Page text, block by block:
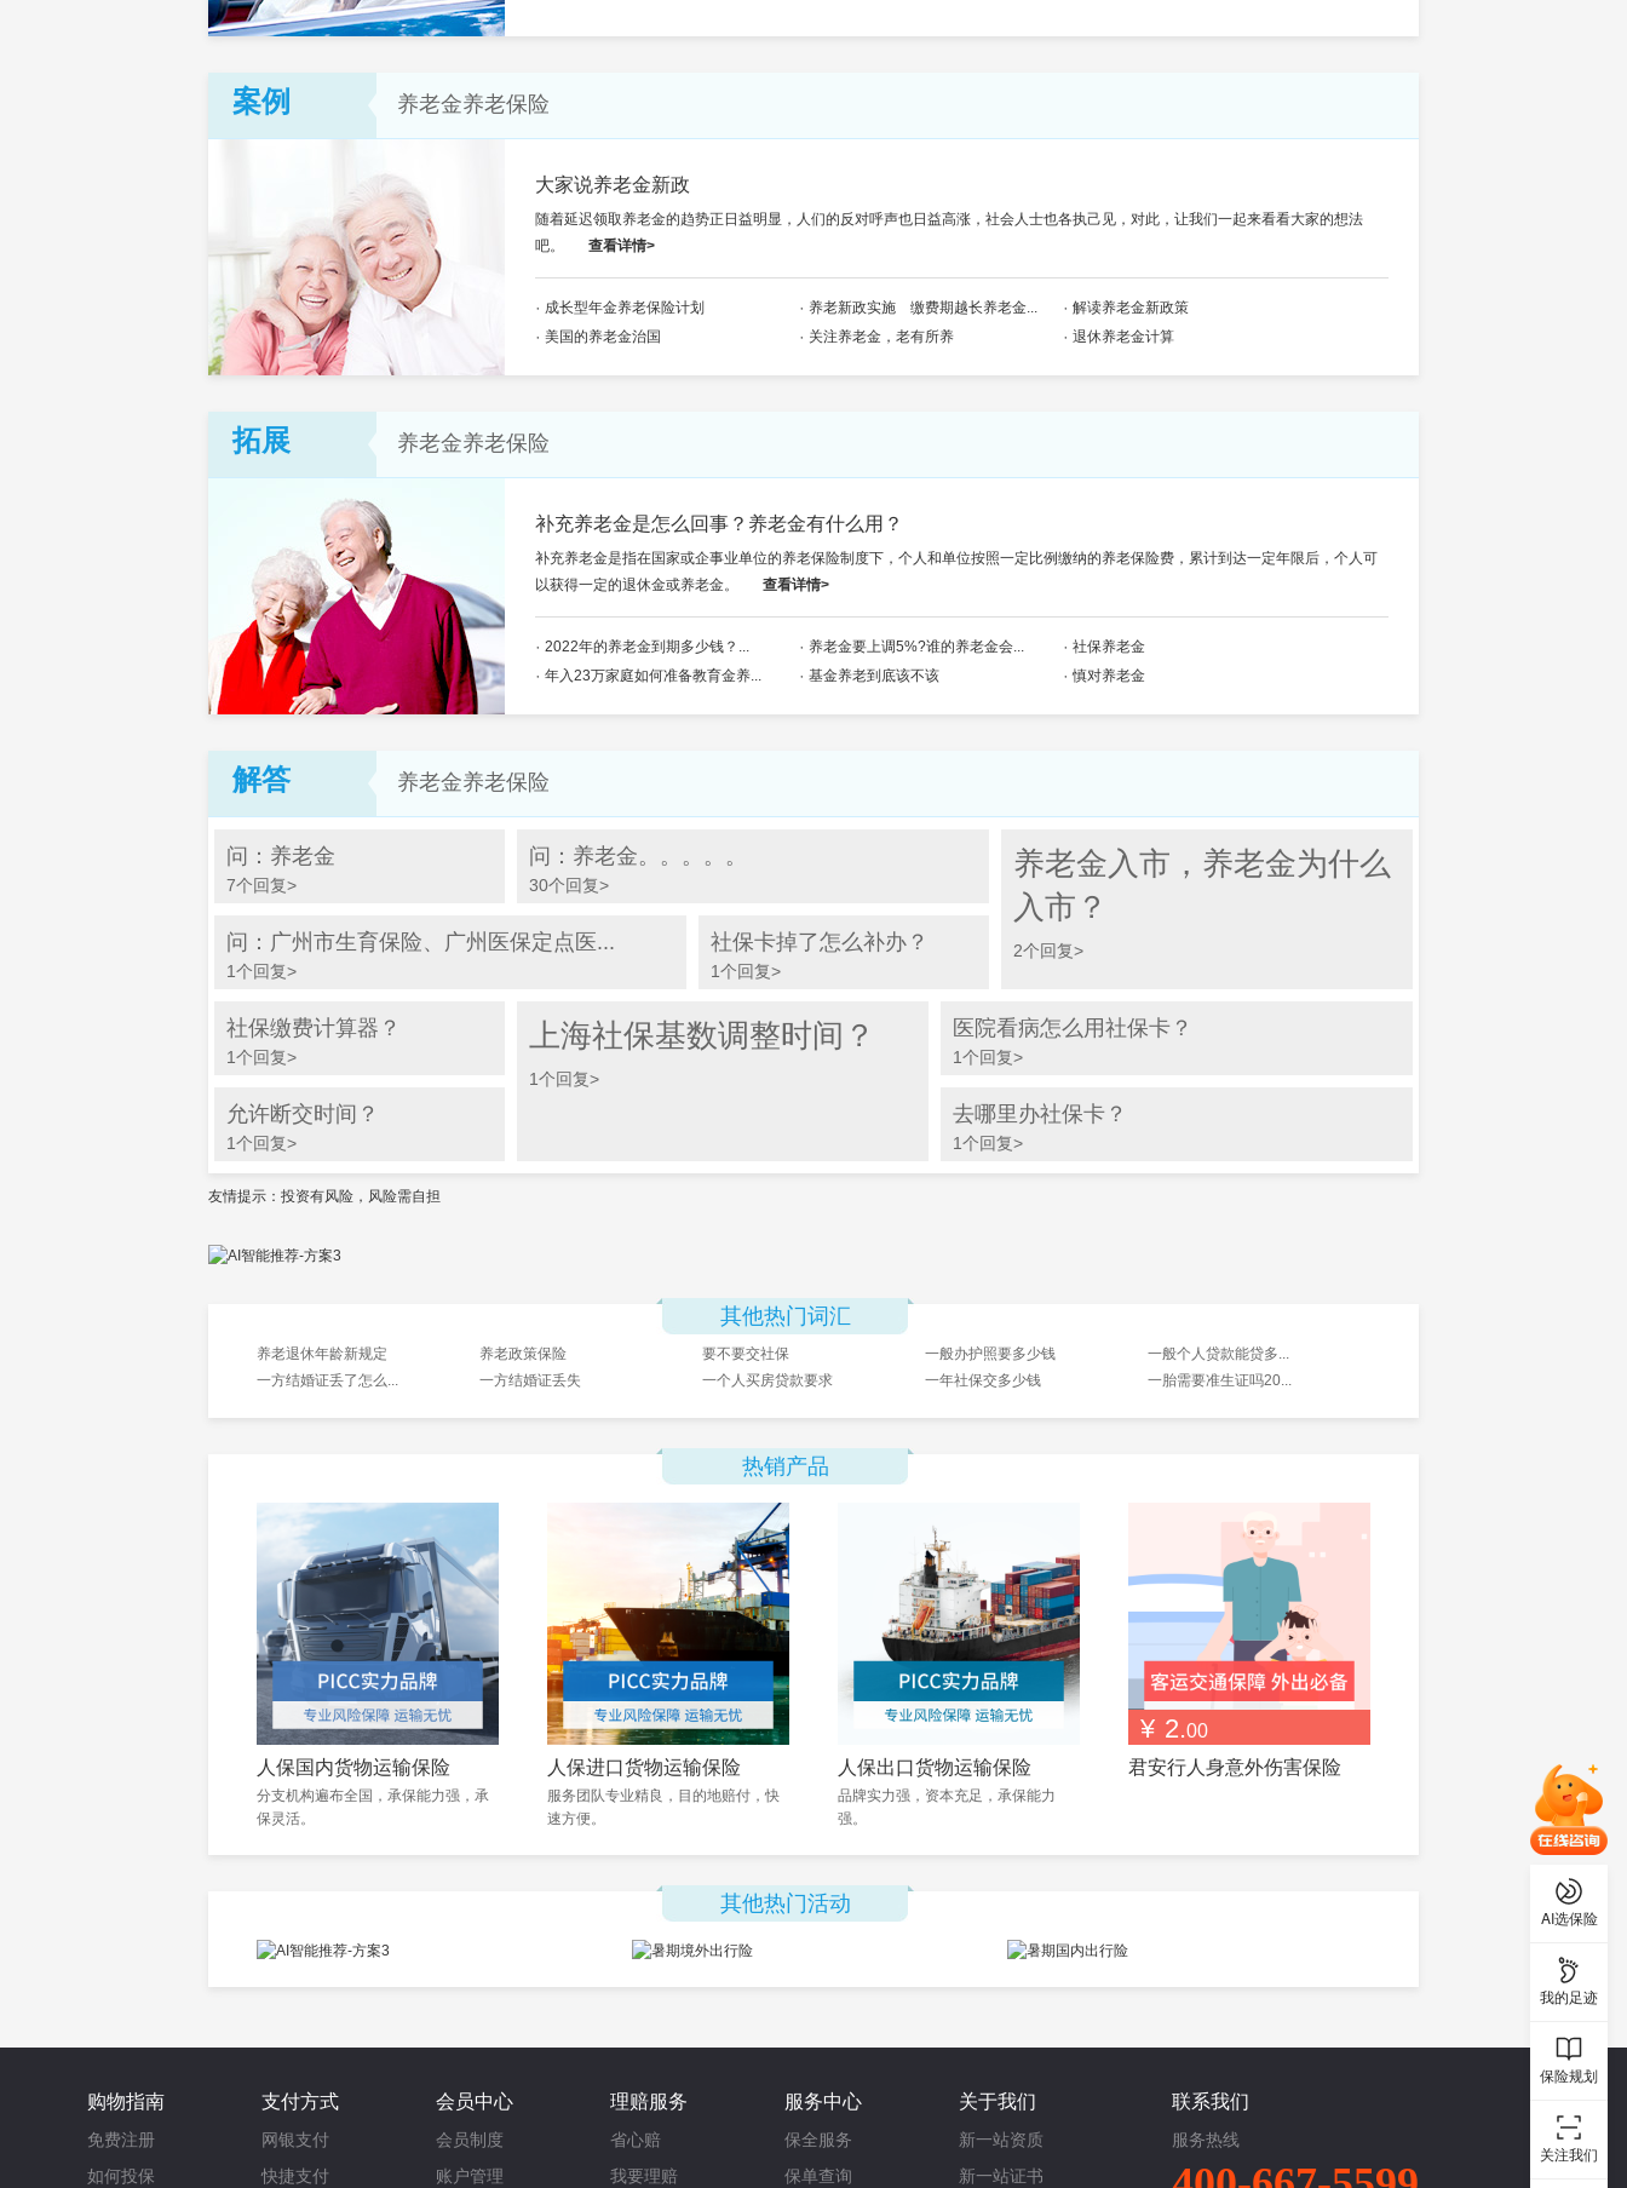
案例 养老金养老保险
大家说养老金新政
随着延迟领取养老金的趋势正日益明显，人们的反对呼声也日益高涨，社会人士也各执己见，对此，让我们一起来看看大家的想法
吧。
查看详情>
成长型年金养老保险计划 养老新政实施 缴费期越长养老金...
解读养老金新政策
美国的养老金治国
关注养老金，老有所养 退休养老金计算
拓展 养老金养老保险
补充养老金是怎么回事？养老金有什么用？
补充养老金是指在国家或企事业单位的养老保险制度下，个人和单位按照一定比例缴纳的养老保险费，累计到达一定年限后，个人可
以获得一定的退休金或养老金。
查看详情>
2022年的养老金到期多少钱？... 养老金要上调5%?谁的养老金会...
社保养老金
年入23万家庭如何准备教育金养...
基金养老到底该不该 慎对养老金
解答 养老金养老保险
问：养老金
7个回复>
问：养老金。。。。。
30个回复>
养老金入市，养老金为什么
入市？
2个回复>
问：广州市生育保险、广州医保定点医...
1个回复>
社保卡掉了怎么补办？
1个回复>
社保缴费计算器？
1个回复>
允许断交时间？
1个回复>
上海社保基数调整时间？
1个回复>
医院看病怎么用社保卡？
1个回复>
去哪里办社保卡？
1个回复>
友情提示：投资有风险，风险需自担
其他热门词汇
养老退休年龄新规定 养老政策保险 要不要交社保 一般办护照要多少钱
一般个人贷款能贷多...
一方结婚证丢了怎么...
一方结婚证丢失 一个人买房贷款要求 一年社保交多少钱 一胎需要准生证吗20...
热销产品
人保国内货物运输保险
分支机构遍布全国，承保能力强，承
保灵活。
人保进口货物运输保险
服务团队专业精良，目的地赔付，快
速方便。
人保出口货物运输保险
品牌实力强，资本充足，承保能力
强。
¥ 2.00
君安行人身意外伤害保险
其他热门活动
AI选保险
我的足迹
保险规划
关注我们
购物指南
免费注册
如何投保
支付方式
网银支付
快捷支付
会员中心
会员制度
账户管理
理赔服务
省心赔
我要理赔
服务中心
保全服务
保单查询
关于我们
新一站资质
新一站证书
联系我们
服务热线